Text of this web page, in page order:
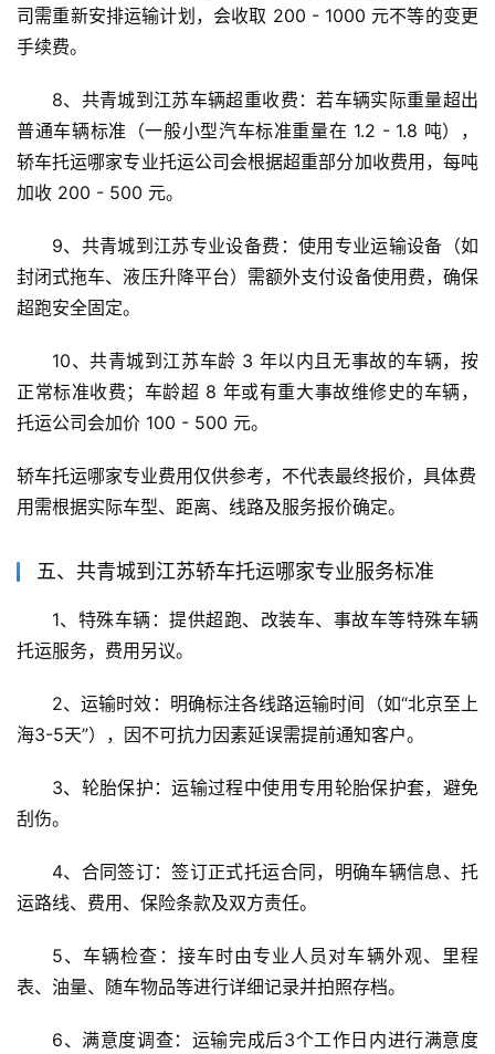
司需重新安排运输计划，会收取 200 - 1000 元不等的变更
手续费。
8、共青城到江苏车辆超重收费：若车辆实际重量超出
普通车辆标准（一般小型汽车标准重量在 1.2 - 1.8 吨），
轿车托运哪家专业托运公司会根据超重部分加收费用，每吨
加收 200 - 500 元。
9、共青城到江苏专业设备费：使用专业运输设备（如
封闭式拖车、液压升降平台）需额外支付设备使用费，确保
超跑安全固定。
10、共青城到江苏车龄 3 年以内且无事故的车辆，按
正常标准收费；车龄超 8 年或有重大事故维修史的车辆，
托运公司会加价 100 - 500 元。
轿车托运哪家专业费用仅供参考，不代表最终报价，具体费
用需根据实际车型、距离、线路及服务报价确定。
五、共青城到江苏轿车托运哪家专业服务标准
1、特殊车辆：提供超跑、改装车、事故车等特殊车辆
托运服务，费用另议。
2、运输时效：明确标注各线路运输时间（如“北京至上
海3-5天”），因不可抗力因素延误需提前通知客户。
3、轮胎保护：运输过程中使用专用轮胎保护套，避免
刮伤。
4、合同签订：签订正式托运合同，明确车辆信息、托
运路线、费用、保险条款及双方责任。
5、车辆检查：接车时由专业人员对车辆外观、里程
表、油量、随车物品等进行详细记录并拍照存档。
6、满意度调查：运输完成后3个工作日内进行满意度